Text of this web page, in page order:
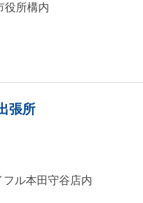
所構内
張所
ル本田守谷店内